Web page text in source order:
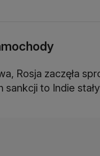
Rosja zaczęła
sankcji to Indie